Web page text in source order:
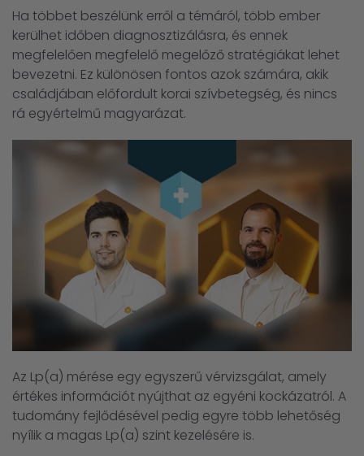
Ha többet beszélünk erről a témáról, több ember
kerülhet időben diagnosztizálásra, és ennek
megfelelően megfelelő megelőző stratégiákat lehet
bevezetni. Ez különösen fontos azok számára, akik
családjában előfordult korai szívbetegség, és nincs
rá egyértelmű magyarázat.
Az Lp(a) mérése egy egyszerű vérvizsgálat, amely
értékes információt nyújthat az egyéni kockázatról. A
tudomány fejlődésével pedig egyre több lehetőség
nyílik a magas Lp(a) szint kezelésére is.